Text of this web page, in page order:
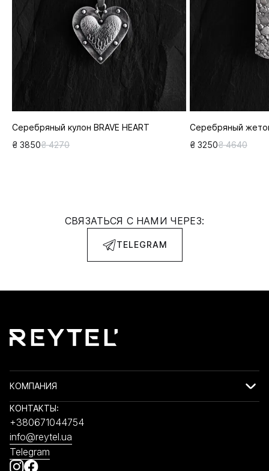
Серебряный кулон BRAVE HEART
₴ 3850₴ 4270
Серебряный
₴ 3250₴ 4640
СВЯЗАТЬСЯ С НАМИ ЧЕРЕЗ:
TELEGRAM
КОМПАНИЯ
КОНТАКТЫ:
+380671044754
info@reytel.ua
Telegram